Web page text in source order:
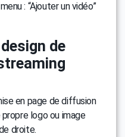
: “Ajouter un vidéo”
de
en page de diffusion
logo ou image
droite.